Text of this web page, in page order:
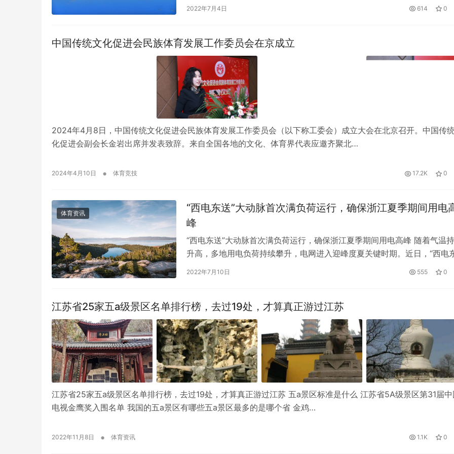
2022年7月4日 614 0
中国传统文化促进会民族体育发展工作委员会在京成立
2024年4月8日，中国传统文化促进会民族体育发展工作委员会（以下称工委会）成立大会在北京召开。中国传
化促进会副会长金岩出席并发表致辞。来自全国各地的文化、体育界代表应邀齐聚北…
2024年4月10日 • 体育竞技 17.2K 0
体育资讯
“西电东送”大动脉首次满负荷运行，确保浙江夏季期间用电
峰
“西电东送”大动脉首次满负荷运行，确保浙江夏季期间用电高峰 随着气温
升高，多地用电负荷持续攀升，电网进入迎峰度夏关键时期。近日，“西电
送”主干线宁夏灵州至浙江绍兴±800千伏…
2022年7月10日 555 0
江苏省25家五a级景区名单排行榜，去过19处，才算真正游过江苏
江苏省25家五a级景区名单排行榜，去过19处，才算真正游过江苏 五a景区标准是什么 江苏省5A级景区第31届中
电视金鹰奖入围名单 我国的五a景区有哪些五a景区最多的是哪个省 金鸡…
2022年11月8日 • 体育资讯 1.1K 0